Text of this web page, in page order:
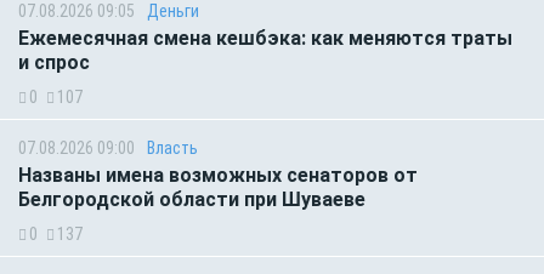
07.08.2026 09:05 Деньги
Ежемесячная смена кешбэка: как меняются траты
и спрос
0 107
07.08.2026 09:00 Власть
Названы имена возможных сенаторов от
Белгородской области при Шуваеве
0 137